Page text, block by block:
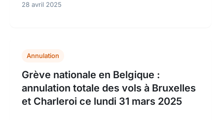
28 avril 2025
Annulation
Grève nationale en Belgique :
annulation totale des vols à Bruxelles
et Charleroi ce lundi 31 mars 2025